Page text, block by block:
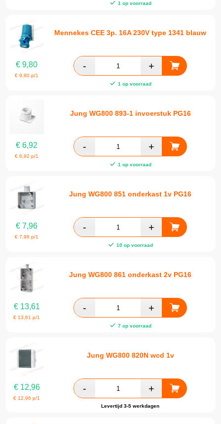
1 op voorraad
Mennekes CEE 3p. 16A 230V type 1341 blauw
€ 9,80
€9,80 p/1
1 op voorraad
Jung WG800 893-1 invoerstuk PG16
€ 6,92
€6,92 p/1
1 op voorraad
Jung WG800 851 onderkast 1v PG16
€ 7,96
€7,96 p/1
10 op voorraad
Jung WG800 861 onderkast 2v PG16
€13,61
€ 13,61 p/1
7 op voorraad
Jung WG800 820N wcd 1v
€12,96
€ 12,96 p/1
Levertijd 3-5 werkdagen